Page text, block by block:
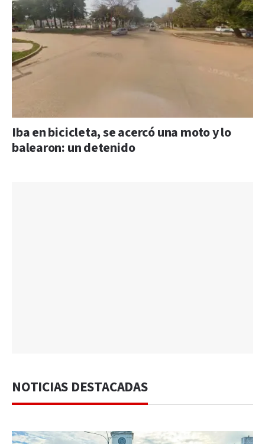
Iba en bicicleta, se acercó una moto y lo
balearon: un detenido
NOTICIAS DESTACADAS